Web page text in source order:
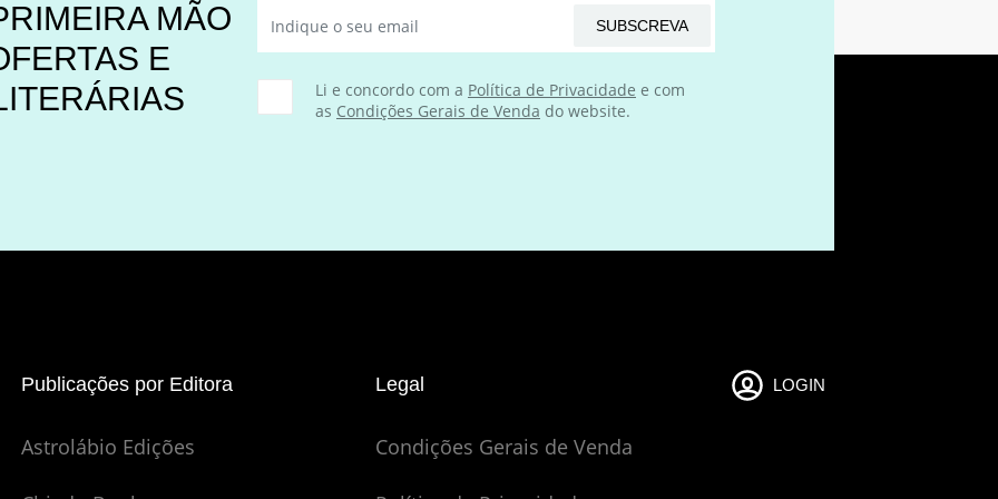
MÃO
E
SUBSCREVA
Li e concordo com a Política de Privacidade e com
as Condições Gerais de Venda do website.
LOGIN
Publicações por Editora
Astrolábio Edições
Legal
Condições Gerais de Venda